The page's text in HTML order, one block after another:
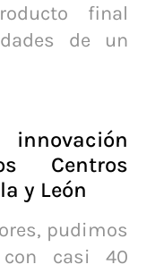
final
de un
Centros
y León
pudimos
con casi 40